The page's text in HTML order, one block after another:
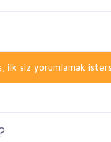
ilk siz yorumlamak